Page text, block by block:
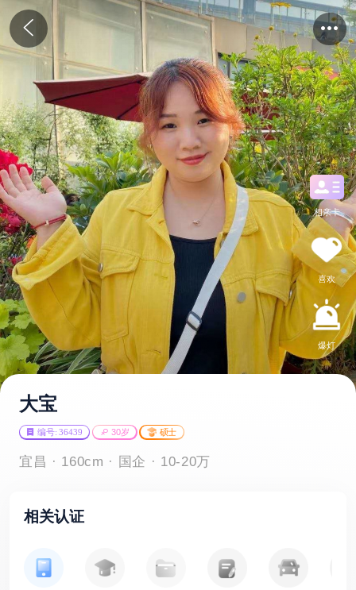
相亲卡
喜欢
爆灯
大宝
编号: 36439 30岁 硕士
宜昌 · 160cm · 国企 · 10-20万
相关认证